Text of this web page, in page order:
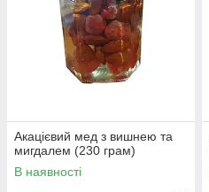
Акацієвий мед з вишнею та
мигдалем (230 грам)
В наявності